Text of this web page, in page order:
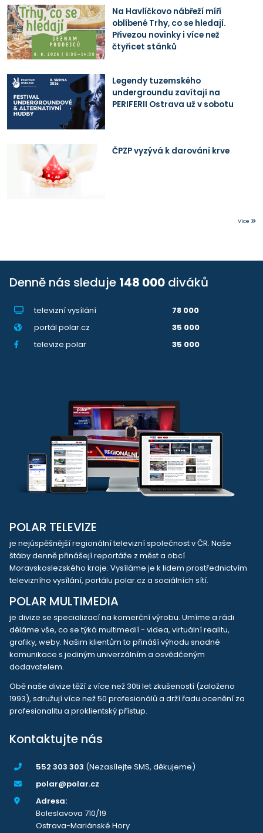
Na Havlíčkovo nábřeží míří
oblíbené Trhy, co se hledají.
Přivezou novinky i více než
čtyřicet stánků
Legendy tuzemského
undergroundu zavítají na
PERIFERII Ostrava už v sobotu
ČPZP vyzývá k darování krve
Více
Denně nás sleduje 148 000 diváků
televizní vysílání
78 000
portál polar.cz
35 000
televize.polar
35 000
POLAR TELEVIZE
je nejúspěšnější regionální televizní společnost v ČR. Naše
štáby denně přinášejí reportáže z měst a obcí
Moravskoslezského kraje. Vysíláme je k lidem prostřednictvím
televizního vysílání, portálu polar.cz a sociálních sítí.
POLAR MULTIMEDIA
je divize se specializací na komerční výrobu. Umíme a rádi
děláme vše, co se týká multimedií - videa, virtuální realitu,
grafiky, weby. Našim klientům to přináší výhodu snadné
komunikace s jediným univerzálním a osvědčeným
dodavatelem.
Obě naše divize těží z více než 30ti let zkušeností (založeno
1993), sdružují více než 50 profesionálů a drží řadu ocenění za
profesionalitu a proklientský přístup.
Kontaktujte nás
552 303 303 (Nezasílejte SMS, děkujeme)
polar@polar.cz
Adresa:
Boleslavova 710/19
Ostrava-Mariánské Hory